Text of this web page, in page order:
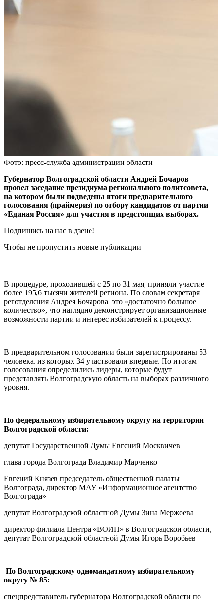
Фото: пресс-служба администрации области
Губернатор Волгоградской области Андрей Бочаров
провел заседание президиума регионального политсовета,
на котором были подведены итоги предварительного
голосования (праймериз) по отбору кандидатов от партии
«Единая Россия» для участия в предстоящих выборах.
Подпишись на нас в дзене!
Чтобы не пропустить новые публикации
В процедуре, проходившей с 25 по 31 мая, приняли участие
более 195,6 тысячи жителей региона. По словам секретаря
реготделения Андрея Бочарова, это «достаточно большое
количество», что наглядно демонстрирует организационные
возможности партии и интерес избирателей к процессу.
В предварительном голосовании были зарегистрированы 53
человека, из которых 34 участвовали впервые. По итогам
голосования определились лидеры, которые будут
представлять Волгоградскую область на выборах различного
уровня.
По федеральному избирательному округу на территории
Волгоградской области:
депутат Государственной Думы Евгений Москвичев
глава города Волгограда Владимир Марченко
Евгений Князев председатель общественной палаты
Волгограда, директор МАУ «Информационное агентство
Волгограда»
депутат Волгоградской областной Думы Зина Мержоева
директор филиала Центра «ВОИН» в Волгоградской области,
депутат Волгоградской областной Думы Игорь Воробьев
По Волгоградскому одномандатному избирательному
округу № 85:
спецпредставитель губернатора Волгоградской области по